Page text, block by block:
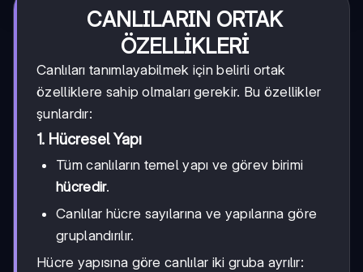
CANLILARIN ORTAK
ÖZELLİKLERİ
Canlıları tanımlayabilmek için belirli ortak
özelliklere sahip olmaları gerekir. Bu özellikler
şunlardır:
1. Hücresel Yapı
Tüm canlıların temel yapı ve görev birimi
hücredir.
Canlılar hücre sayılarına ve yapılarına göre
gruplandırılır.
Hücre yapısına göre canlılar iki gruba ayrılır: